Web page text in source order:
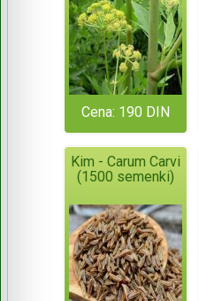
Cena: 190 DIN
Kim - Carum Carvi
(1500 semenki)